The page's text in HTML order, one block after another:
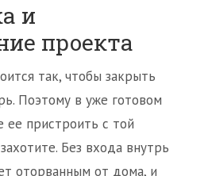
и
проекта
так, чтобы закрыть
Поэтому в уже готовом
пристроить с той
Без входа внутрь
оторванным от дома, и